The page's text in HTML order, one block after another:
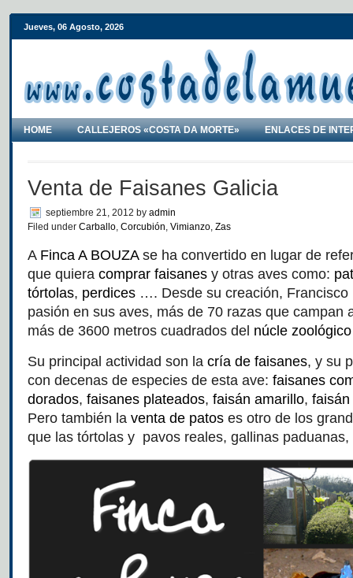
Jueves, 06 Agosto, 2026
HOME CALLEJEROS «COSTA DA MORTE» ENLACES DE
Venta de Faisanes Galicia
septiembre 21, 2012 by admin
Filed under Carballo, Corcubión, Vimianzo, Zas
A Finca A BOUZA se ha convertido en lugar de
que quiera comprar faisanes y otras aves como:
tórtolas, perdices …. Desde su creación, Francisco
pasión en sus aves, más de 70 razas que campan
más de 3600 metros cuadrados del núcle
Su principal actividad son la cría de faisanes, y su
con decenas de especies de esta ave: faisanes
dorados, faisanes plateados, faisán amarillo,
Pero también la venta de patos es otro de los
que las tórtolas y pavos reales, gallinas